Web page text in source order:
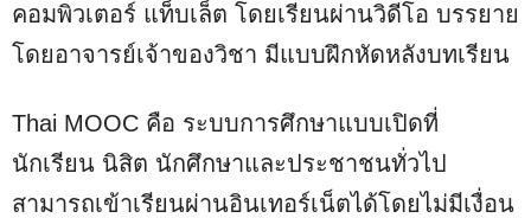
คอมพิวเตอร์ แท็บเล็ต โดยเรียนผ่านวิดีโอ บรรยาย
โดยอาจารย์เจ้าของวิชา มีแบบฝึกหัดหลังบทเรียน
Thai MOOC คือ ระบบการศึกษาแบบเปิดที่
นักเรียน นิสิต นักศึกษาและประชาชนทั่วไป
สามารถเข้าเรียนผ่านอินเทอร์เน็ตได้โดยไม่มีเงื่อน